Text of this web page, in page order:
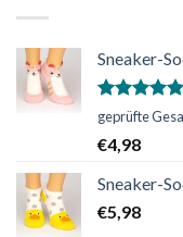
Sneaker-
Bewertet
von 5
geprüfte
€4,98
Sneaker-
€5,98